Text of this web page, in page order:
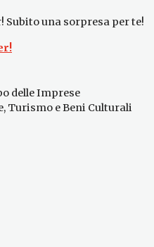
una sorpresa per te!
delle Imprese
Turismo e Beni Culturali